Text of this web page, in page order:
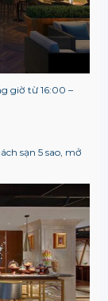
giờ từ 16:00 –
sạn 5 sao, mở